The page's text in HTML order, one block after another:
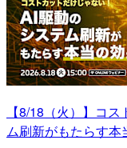
【8/18（火）】コ
ム刷新がもたらす本